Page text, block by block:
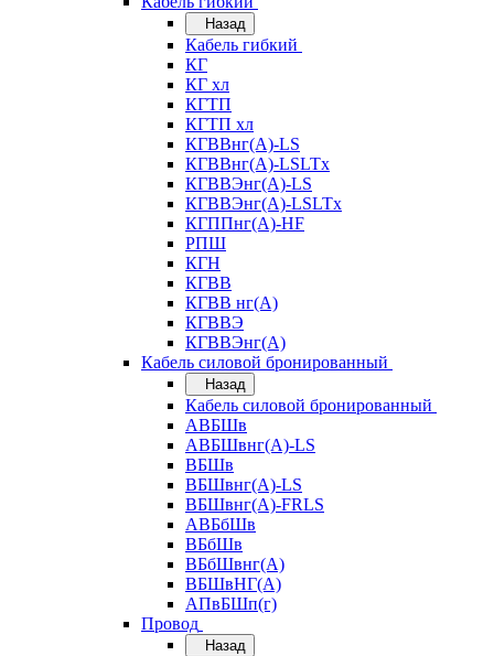
Назад
Кабель гибкий
КГ
КГ хл
КГТП
КГТП хл
КГВВнг(А)-LS
КГВВнг(А)-LSLTx
КГВВЭнг(А)-LS
КГВВЭнг(А)-LSLTx
КГППнг(А)-HF
РПШ
КГН
КГВВ
КГВВ нг(А)
КГВВЭ
КГВВЭнг(А)
Кабель силовой бронированный
Назад
Кабель силовой бронированный
АВБШв
АВБШвнг(А)-LS
ВБШв
ВБШвнг(А)-LS
ВБШвнг(А)-FRLS
АВБбШв
ВБбШв
ВБбШвнг(А)
ВБШвНГ(А)
АПвБШп(г)
Провод
Назад